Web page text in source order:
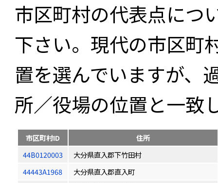
市区町村の代表点につ
下さい。現代の市区町
置を選んでいますが、
所／役場の位置と一致
市区町村ID
住所
44B0120003
大分県直入郡下竹田村
44443A1968
大分県直入郡直入町